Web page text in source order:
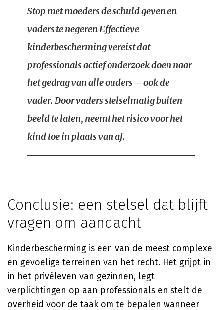
Stop met moeders de schuld geven en
vaders te negerenEffectieve
kinderbescherming vereist dat
professionals actief onderzoek doen naar
het gedrag van alle ouders – ook de
vader. Door vaders stelselmatig buiten
beeld te laten, neemt het risico voor het
kind toe in plaats van af.
Conclusie: een stelsel dat blijft
vragen om aandacht
Kinderbescherming is een van de meest complexe
en gevoelige terreinen van het recht. Het grijpt in
in het privéleven van gezinnen, legt
verplichtingen op aan professionals en stelt de
overheid voor de taak om te bepalen wanneer